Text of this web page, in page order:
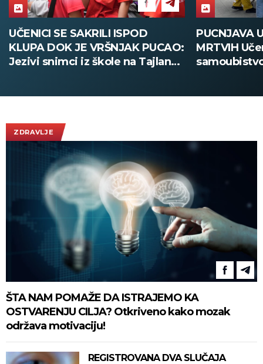
PUCNJAVA U ŠKOLI, OSMORO
MRTVIH Učenik izvršio napad, pa
samoubistvo! Užasne scene sa
PARTIZAN
ubedljivom
ZDRAVLJE
ŠTA NAM POMAŽE DA ISTRAJEMO KA
OSTVARENJU CILJA? Otkriveno kako mozak
održava motivaciju!
REGISTROVANA DVA SLUČAJA